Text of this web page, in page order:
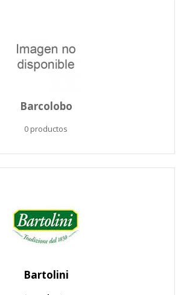
Barcolobo
0 productos
Bartolini